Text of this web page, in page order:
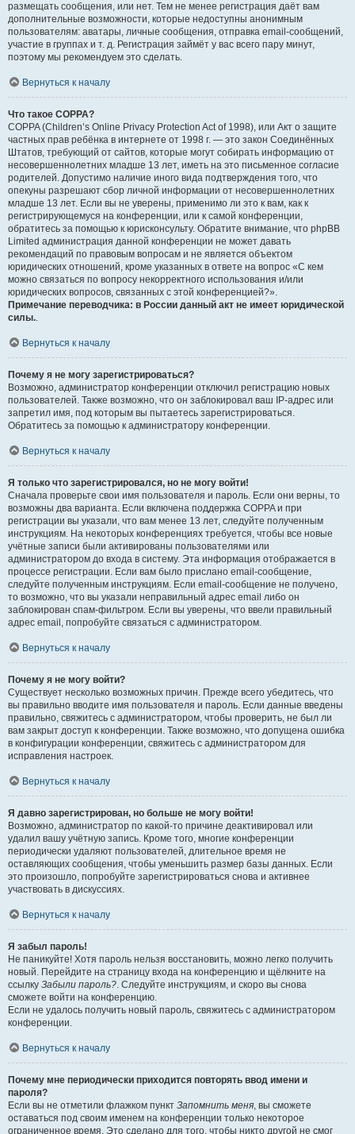
размещать сообщения, или нет. Тем не менее регистрация даёт вам
дополнительные возможности, которые недоступны анонимным
пользователям: аватары, личные сообщения, отправка email-сообщений,
участие в группах и т. д. Регистрация займёт у вас всего пару минут,
поэтому мы рекомендуем это сделать.
Вернуться к началу
Что такое COPPA?
COPPA (Children’s Online Privacy Protection Act of 1998), или Акт о защите
частных прав ребёнка в интернете от 1998 г. — это закон Соединённых
Штатов, требующий от сайтов, которые могут собирать информацию от
несовершеннолетних младше 13 лет, иметь на это письменное согласие
родителей. Допустимо наличие иного вида подтверждения того, что
опекуны разрешают сбор личной информации от несовершеннолетних
младше 13 лет. Если вы не уверены, применимо ли это к вам, как к
регистрирующемуся на конференции, или к самой конференции,
обратитесь за помощью к юрисконсульту. Обратите внимание, что phpBB
Limited администрация данной конференции не может давать
рекомендаций по правовым вопросам и не является объектом
юридических отношений, кроме указанных в ответе на вопрос «С кем
можно связаться по вопросу некорректного использования и/или
юридических вопросов, связанных с этой конференцией?».
Примечание переводчика: в России данный акт не имеет юридической
силы..
Вернуться к началу
Почему я не могу зарегистрироваться?
Возможно, администратор конференции отключил регистрацию новых
пользователей. Также возможно, что он заблокировал ваш IP-адрес или
запретил имя, под которым вы пытаетесь зарегистрироваться.
Обратитесь за помощью к администратору конференции.
Вернуться к началу
Я только что зарегистрировался, но не могу войти!
Сначала проверьте свои имя пользователя и пароль. Если они верны, то
возможны два варианта. Если включена поддержка COPPA и при
регистрации вы указали, что вам менее 13 лет, следуйте полученным
инструкциям. На некоторых конференциях требуется, чтобы все новые
учётные записи были активированы пользователями или
администратором до входа в систему. Эта информация отображается в
процессе регистрации. Если вам было прислано email-сообщение,
следуйте полученным инструкциям. Если email-сообщение не получено,
то возможно, что вы указали неправильный адрес email либо он
заблокирован спам-фильтром. Если вы уверены, что ввели правильный
адрес email, попробуйте связаться с администратором.
Вернуться к началу
Почему я не могу войти?
Существует несколько возможных причин. Прежде всего убедитесь, что
вы правильно вводите имя пользователя и пароль. Если данные введены
правильно, свяжитесь с администратором, чтобы проверить, не был ли
вам закрыт доступ к конференции. Также возможно, что допущена ошибка
в конфигурации конференции, свяжитесь с администратором для
исправления настроек.
Вернуться к началу
Я давно зарегистрирован, но больше не могу войти!
Возможно, администратор по какой-то причине деактивировал или
удалил вашу учётную запись. Кроме того, многие конференции
периодически удаляют пользователей, длительное время не
оставляющих сообщения, чтобы уменьшить размер базы данных. Если
это произошло, попробуйте зарегистрироваться снова и активнее
участвовать в дискуссиях.
Вернуться к началу
Я забыл пароль!
Не паникуйте! Хотя пароль нельзя восстановить, можно легко получить
новый. Перейдите на страницу входа на конференцию и щёлкните на
ссылку Забыли пароль?. Следуйте инструкциям, и скоро вы снова
сможете войти на конференцию.
Если не удалось получить новый пароль, свяжитесь с администратором
конференции.
Вернуться к началу
Почему мне периодически приходится повторять ввод имени и
пароля?
Если вы не отметили флажком пункт Запомнить меня, вы сможете
оставаться под своим именем на конференции только некоторое
ограниченное время. Это сделано для того, чтобы никто другой не смог